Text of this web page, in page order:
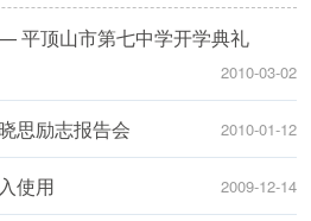
平顶山市第七中学开学典礼
2010-03-02
思励志报告会 2010-01-12
使用 2009-12-14